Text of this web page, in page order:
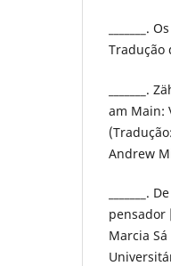
Tradução
am Main:
Andrew
pensador
Marcia